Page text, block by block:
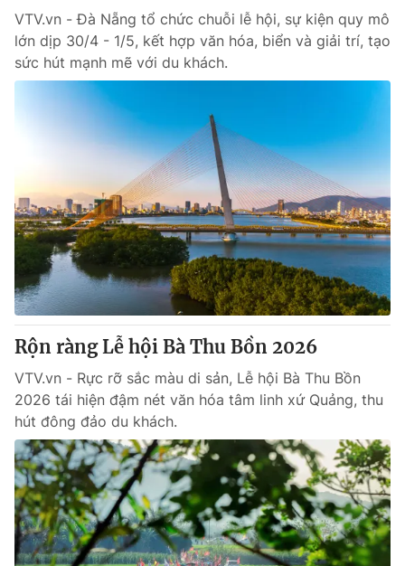
VTV.vn - Đà Nẵng tổ chức chuỗi lễ hội, sự kiện quy mô
lớn dịp 30/4 - 1/5, kết hợp văn hóa, biển và giải trí, tạo
sức hút mạnh mẽ với du khách.
Rộn ràng Lễ hội Bà Thu Bồn 2026
VTV.vn - Rực rỡ sắc màu di sản, Lễ hội Bà Thu Bồn
2026 tái hiện đậm nét văn hóa tâm linh xứ Quảng, thu
hút đông đảo du khách.